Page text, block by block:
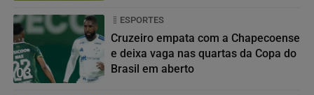
03
ESPORTES
Cruzeiro empata com a Chapecoense
e deixa vaga nas quartas da Copa do
Brasil em aberto